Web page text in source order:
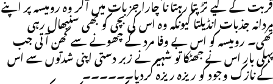
قربت کے لیے تڑپتا رہتا نا چارا جزبات میں آکر وہ رومیسہ پر اپنے
مردانہ جذبات انڈیلتا کیونکہ وہ اس کی بچی کو بھی سنبھال رہی
تھی۔ رومیسہ کو اس بے وفا مرد کے چھونے سے گھن آتی جب
پہلی بار اس نے جھٹکا تو شہیر نے زبر دستی اپنی شدتوں سے اس
کے نازک وجود کو ریزہ ریزہ کردیا۔۔۔۔۔۔